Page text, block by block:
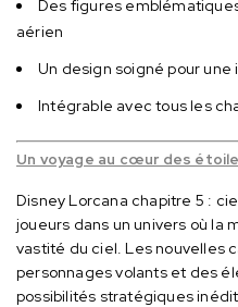
Des figures
aérien
Un design soigné pour
Intégrable avec tous les
Un voyage au cœur des
Disney Lorcana chapitre 5 :
joueurs dans un univers où la
vastité du ciel. Les nouvelles
personnages volants et des
possibilités stratégiques